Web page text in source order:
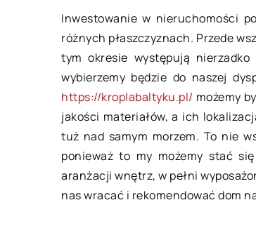
Inwestowanie w nieruchomości
różnych płaszczyznach. Przede
tym okresie występują
wybierzemy będzie do naszej
https://kroplabaltyku.pl/ możemy
jakości materiałów, a ich
tuż nad samym morzem. To nie
ponieważ to my możemy stać
aranżacji wnętrz, w pełni
nas wracać i rekomendować dom
Gadżety dla palaczy –
się z tłumu?
Odpowiednim prezentem
palacza są akcesoria,
uprzyjemnią palenie lub
skutecznie wyróżnić się
Dzięki nim nałóg […]